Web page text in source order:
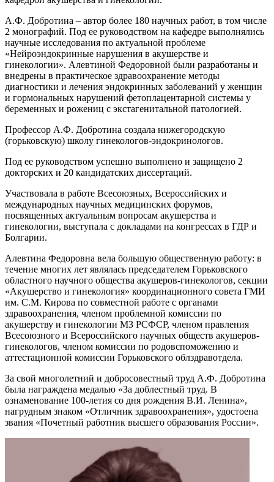
А.Ф. Добротина – автор более 180 научных работ, в том числе
2 монографий. Под ее руководством на кафедре выполнялись
научные исследования по актуальной проблеме
«Нейроэндокринные нарушения в акушерстве и
гинекологии». Алевтиной Федоровной были разработаны и
внедрены в практическое здравоохранение методы
диагностики и лечения эндокринных заболеваний у женщин
и гормональных нарушений фетоплацентарной системы у
беременных и рожениц с экстагенитальной патологией.
Профессор А.Ф. Добротина создала нижегородскую
(горьковскую) школу гинекологов-эндокринологов.
Под ее руководством успешно выполнено и защищено 2
докторских и 20 кандидатских диссертаций.
Участвовала в работе Всесоюзных, Всероссийских и
международных научных медицинских форумов,
посвященных актуальным вопросам акушерства и
гинекологии, выступала с докладами на конгрессах в ГДР и
Болгарии.
Алевтина Федоровна вела большую общественную работу: в
течение многих лет являлась председателем Горьковского
областного научного общества акушеров-гинекологов, секции
«Акушерство и гинекология» координационного совета ГМИ
им. С.М. Кирова по совместной работе с органами
здравоохранения, членом проблемной комиссии по
акушерству и гинекологии МЗ РСФСР, членом правления
Всесоюзного и Всероссийского научных обществ акушеров-
гинекологов, членом комиссии по родовспоможению и
аттестационной комиссии Горьковского облздравотдела.
За свой многолетний и добросовестный труд А.Ф. Добротина
была награждена медалью «За доблестный труд. В
ознаменование 100-летия со дня рождения В.И. Ленина»,
нагрудным знаком «Отличник здравоохранения», удостоена
звания «Почетный работник высшего образования России».